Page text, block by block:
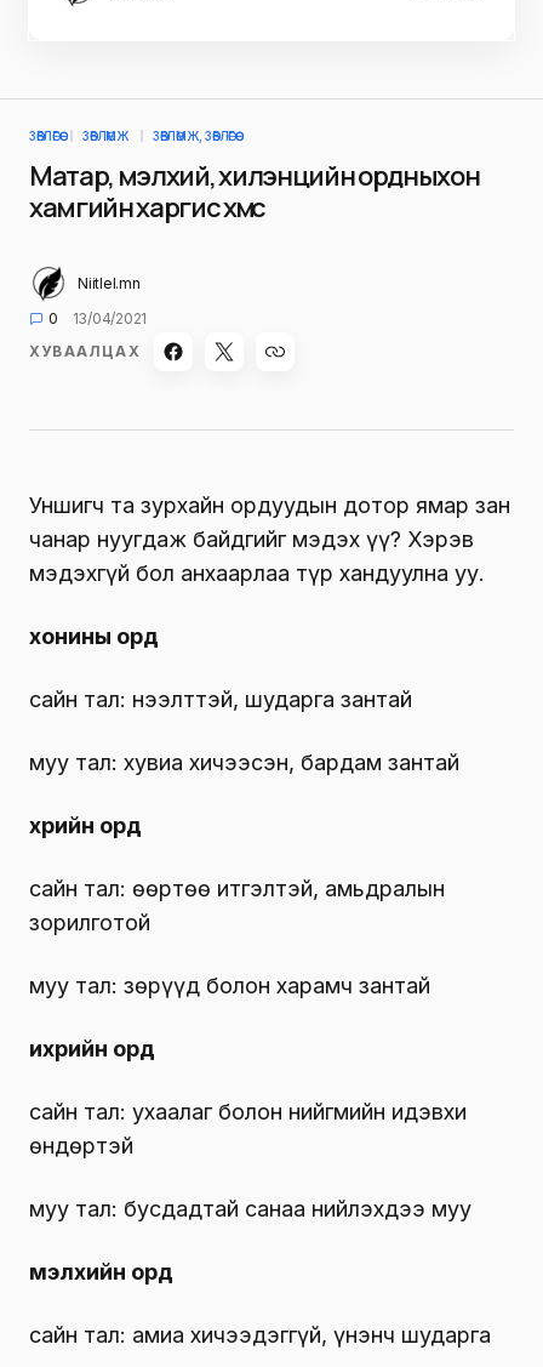
ЗӨВЛӨГӨӨ ЗӨВЛӨМЖ ЗӨВЛӨМЖ, ЗӨВЛӨГӨӨ
Матар, мэлхий, хилэнцийн ордныхон
хамгийн харгис хүмүүс
Niitlel.mn
0
13/04/2021
ХУВААЛЦАХ
Уншигч та зурхайн ордуудын дотор ямар зан
чанар нуугдаж байдгийг мэдэх үү? Хэрэв
мэдэхгүй бол анхаарлаа түр хандуулна уу.
хонины орд
сайн тал: нээлттэй, шударга зантай
муу тал: хувиа хичээсэн, бардам зантай
үхрийн орд
сайн тал: өөртөө итгэлтэй, амьдралын
зорилготой
муу тал: зөрүүд болон харамч зантай
ихрийн орд
сайн тал: ухаалаг болон нийгмийн идэвхи
өндөртэй
муу тал: бусдадтай санаа нийлэхдээ муу
мэлхийн орд
сайн тал: амиа хичээдэггүй, үнэнч шударга